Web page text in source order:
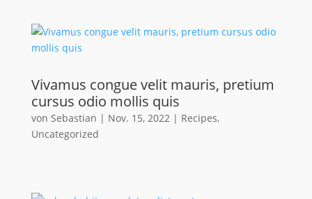
Vivamus congue velit mauris, pretium
cursus odio mollis quis
von Sebastian | Nov. 15, 2022 | Recipes,
Uncategorized